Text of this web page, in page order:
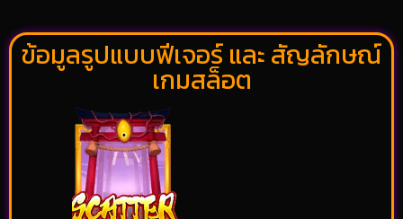
ข้อมูลรูปแบบฟีเจอร์ และ สัญลักษณ์
เกมสล็อต